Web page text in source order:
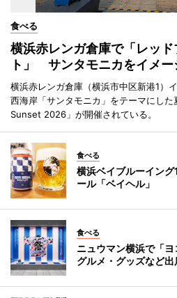
食べる
横浜赤レンガ倉庫で「レッ
ト」 サンタモニカをイメ
横浜赤レンガ倉庫（横浜市中区新港1）
西海岸「サンタモニカ」をテーマにし
Sunset 2026」が開催されている。
食べる
横浜ベイブルーイン
ール「ベイヘル」
食べる
ニュウマン横浜で「
グルメ・グッズなど出